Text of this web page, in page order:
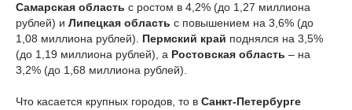
Самарская область с ростом в 4,2% (до 1,27 миллиона
рублей) и Липецкая область с повышением на 3,6% (до
1,08 миллиона рублей). Пермский край поднялся на 3,5%
(до 1,19 миллиона рублей), а Ростовская область – на
3,2% (до 1,68 миллиона рублей).
Что касается крупных городов, то в Санкт-Петербурге